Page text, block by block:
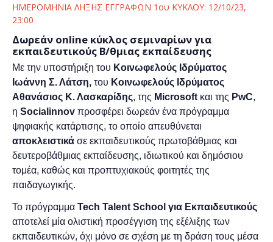
ΗΜΕΡΟΜΗΝΙΑ ΛΗΞΗΣ ΕΓΓΡΑΦΩΝ 1ου ΚΥΚΛΟΥ: 12/10/23,
23:00
Δωρεάν online κύκλος σεμιναρίων για
εκπαιδευτικούς Β/θμιας εκπαίδευσης
Με την υποστήριξη του Κοινωφελούς Ιδρύματος
Ιωάννη Σ. Λάτση, του Κοινωφελούς Ιδρύματος
Aθανάσιος Κ. Λασκαρίδης, της Μicrosoft και της PwC,
η Socialinnov προσφέρει δωρεάν ένα πρόγραμμα
ψηφιακής κατάρτισης, το οποίο απευθύνεται
αποκλειστικά σε εκπαιδευτικούς πρωτοβάθμιας και
δευτεροβάθμιας εκπαίδευσης, ιδιωτικού και δημόσιου
τομέα, καθώς και προπτυχιακούς φοιτητές της
παιδαγωγικής.
Το πρόγραμμα Tech Talent School για Εκπαιδευτικούς
αποτελεί μία ολιστική προσέγγιση της εξέλιξης των
εκπαιδευτικών, όχι μόνο σε σχέση με τη δράση τους μέσα